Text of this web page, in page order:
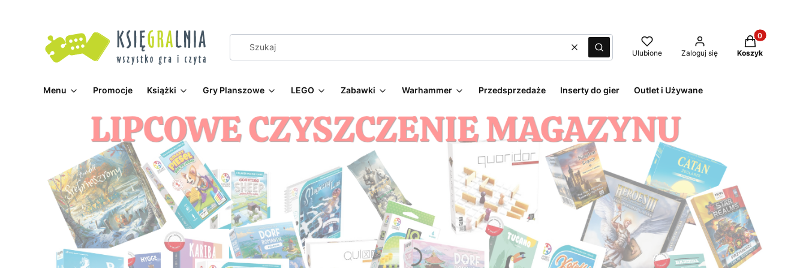
WyczyśćSzukaj Ulubione Zaloguj się
Produkty w
Koszyk
Menu Promocje Książki Gry Planszowe LEGO Zabawki Warhammer Przedsprzedaże Inserty do gier Outlet i Używane